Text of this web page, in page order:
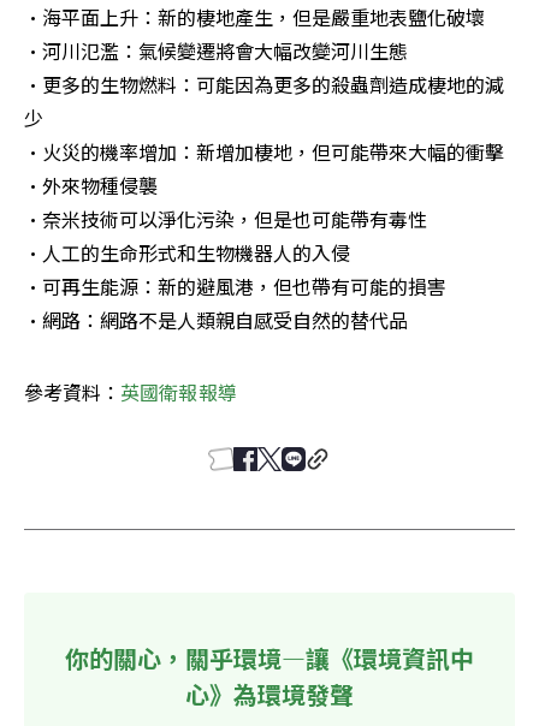
•海平面上升：新的棲地產生，但是嚴重地表鹽化破壞
•河川氾濫：氣候變遷將會大幅改變河川生態
•更多的生物燃料：可能因為更多的殺蟲劑造成棲地的減
少
•火災的機率增加：新增加棲地，但可能帶來大幅的衝擊
•外來物種侵襲
•奈米技術可以淨化污染，但是也可能帶有毒性
•人工的生命形式和生物機器人的入侵
•可再生能源：新的避風港，但也帶有可能的損害
•網路：網路不是人類親自感受自然的替代品
參考資料： 英國衛報報導
你的關心，關乎環境—讓《環境資訊中
心》為環境發聲